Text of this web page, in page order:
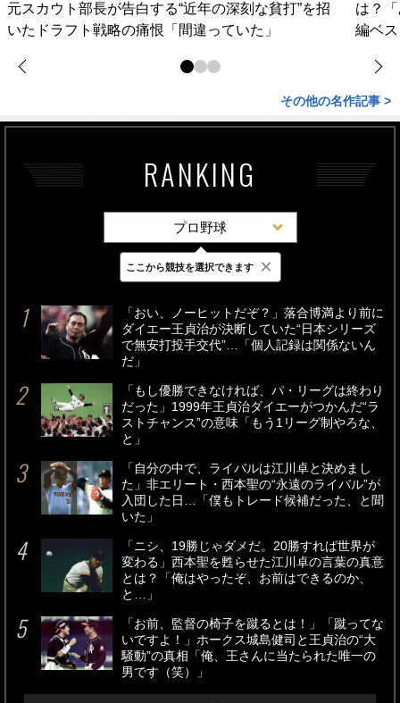
元スカウト部長が告白する“近年の深刻な貧打”を招
いたドラフト戦略の痛恨「間違っていた」
は？
編ベ
その他の名作記事 >
RANKING
プロ野球
最新 24時間 週間
「おい、ノーヒットだぞ？」落合博満より前に
ダイエー王貞治が決断していた“日本シリーズ
で無安打投手交代”…「個人記録は関係ないん
だ」
「もし優勝できなければ、パ・リーグは終わり
だった」1999年王貞治ダイエーがつかんだ“ラ
ストチャンス”の意味「もう1リーグ制やろな、
と」
「自分の中で、ライバルは江川卓と決めまし
た」非エリート・西本聖の“永遠のライバル”が
入団した日…「僕もトレード候補だった、と聞
いた」
「ニシ、19勝じゃダメだ。20勝すれば世界が
変わる」西本聖を甦らせた江川卓の言葉の真意
とは？「俺はやったぞ、お前はできるのか、
と…」
「お前、監督の椅子を蹴るとは！」「蹴ってな
いですよ！」ホークス城島健司と王貞治の“大
騒動”の真相「俺、王さんに当たられた唯一の
男です（笑）」
ここから競技を選択できます ×